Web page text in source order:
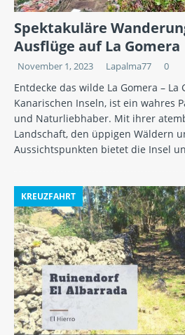
Spektakuläre
Ausflüge auf La Gomera
November 1, 2023 Lapalma77 0
Entdecke das wilde La Gomera – La
Kanarischen Inseln, ist ein wahres
und Naturliebhaber. Mit ihrer
Landschaft, den üppigen Wäldern
Aussichtspunkten bietet die Insel
KREUZFAHRT